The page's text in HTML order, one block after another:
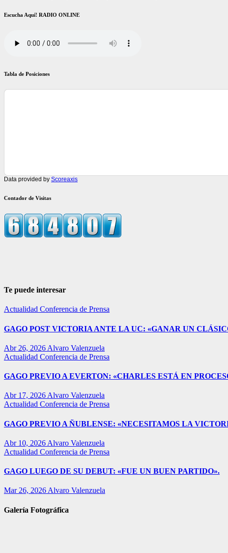
Escucha Aquí! RADIO ONLINE
Tabla de Posiciones
Data provided by Scoreaxis
Contador de Visitas
Te puede interesar
Actualidad Conferencia de Prensa
GAGO POST VICTORIA ANTE LA UC: «GANAR UN
Abr 26, 2026 Alvaro Valenzuela
Actualidad Conferencia de Prensa
GAGO PREVIO A EVERTON: «CHARLES ESTÁ EN
Abr 17, 2026 Alvaro Valenzuela
Actualidad Conferencia de Prensa
GAGO PREVIO A ÑUBLENSE: «NECESITAMOS LA
Abr 10, 2026 Alvaro Valenzuela
Actualidad Conferencia de Prensa
GAGO LUEGO DE SU DEBUT: «FUE UN BUEN PARTIDO».
Mar 26, 2026Alvaro Valenzuela
Galería Fotográfica